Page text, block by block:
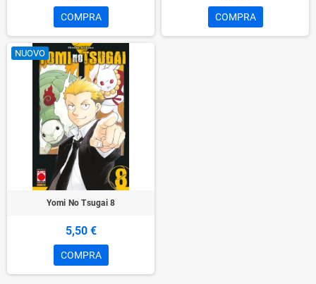
COMPRA COMPRA
NUOVO
Yomi No Tsugai 8
5,50 €
COMPRA